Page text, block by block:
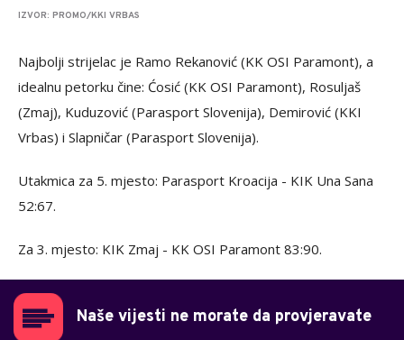
IZVOR: PROMO/KKI VRBAS
Najbolji strijelac je Ramo Rekanović (KK OSI Paramont), a
idealnu petorku čine: Ćosić (KK OSI Paramont), Rosuljaš
(Zmaj), Kuduzović (Parasport Slovenija), Demirović (KKI
Vrbas) i Slapničar (Parasport Slovenija).
Utakmica za 5. mjesto: Parasport Kroacija - KIK Una Sana
52:67.
Za 3. mjesto: KIK Zmaj - KK OSI Paramont 83:90.
Naše vijesti ne morate da provjeravate